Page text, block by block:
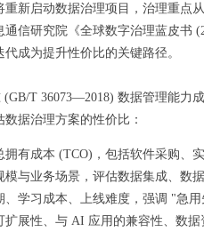
重新启动数据治理项目，治理重
信研究院《全球数字治理蓝皮书
成为提升性价比的关键路径。
T 36073—2018) 数据管理能力
据治理方案的性价比：
拥有成本 (TCO)，包括软件采购、
模与业务场景，评估数据集成、数
、学习成本、上线难度，强调 "急
扩展性、与 AI 应用的兼容性、数据